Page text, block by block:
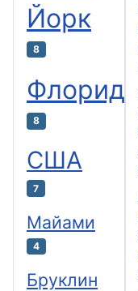
Йорк
8
Флорида
8
США
7
Майами
4
Бруклин